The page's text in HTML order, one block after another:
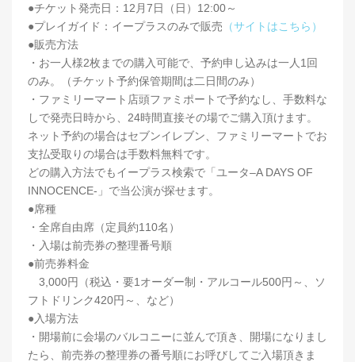
●チケット発売日：12月7日（日）12:00～
●プレイガイド：イープラスのみで販売 （サイトはこちら）
●販売方法
・お一人様2枚までの購入可能で、予約申し込みは一人1回
のみ。（チケット予約保管期間は二日間のみ）
・ファミリーマート店頭ファミポートで予約なし、手数料な
しで発売日時から、24時間直接その場でご購入頂けます。
ネット予約の場合はセブンイレブン、ファミリーマートでお
支払受取りの場合は手数料無料です。
どの購入方法でもイープラス検索で「ユータ–A DAYS OF
INNOCENCE-」で当公演が探せます。
●席種
・全席自由席（定員約110名）
・入場は前売券の整理番号順
●前売券料金
3,000円（税込・要1オーダー制・アルコール500円～、ソ
フトドリンク420円～、など）
●入場方法
・開場前に会場のバルコニーに並んで頂き、開場になりまし
たら、前売券の整理券の番号順にお呼びしてご入場頂きま